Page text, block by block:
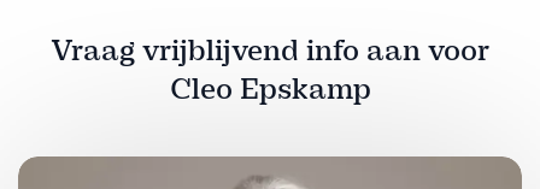
Vraag vrijblijvend info aan voor
Cleo Epskamp